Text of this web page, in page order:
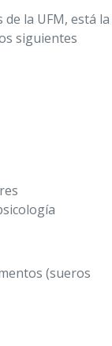
la UFM, está la
siguientes
(sueros